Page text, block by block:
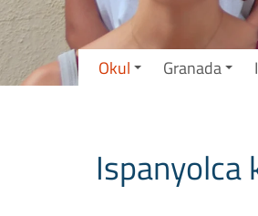
Okul Granada
Ispanyolca